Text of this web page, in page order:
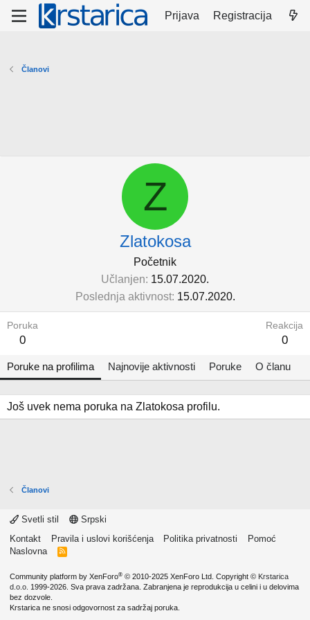
Prijava Registracija
Članovi
Z
Zlatokosa
Početnik
Učlanjen 15.07.2020.
Poslednja aktivnost 15.07.2020.
Poruka
0
Reakcija
0
Poruke na profilima Najnovije aktivnosti Poruke O članu
Još uvek nema poruka na Zlatokosa profilu.
Članovi
Svetli stil
Srpski
Kontakt
Pravila i uslovi korišćenja Politika privatnosti
Pomoć
Naslovna
R
Community platform by XenForo® © 2010-2025 XenForo Ltd. Copyright © Krstarica
d.o.o. 1999-2026. Sva prava zadržana. Zabranjena je reprodukcija u celini i u delovima
bez dozvole.
Krstarica ne snosi odgovornost za sadržaj poruka.